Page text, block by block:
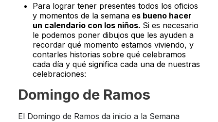
Para lograr tener presentes todos los oficios
y momentos de la semana es bueno hacer
un calendario con los niños. Si es necesario
le podemos poner dibujos que les ayuden a
recordar qué momento estamos viviendo, y
contarles historias sobre qué celebramos
cada día y qué significa cada una de nuestras
celebraciones:
Domingo de Ramos
El Domingo de Ramos da inicio a la Semana